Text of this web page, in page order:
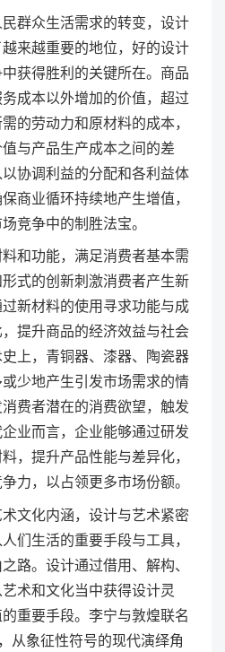
群众生活需求的转变，设计
来越重要的地位，好的设计
获得胜利的关键所在。商品
成本以外增加的价值，超过
的劳动力和原材料的成本，
与产品生产成本之间的差
协调利益的分配和各利益体
商业循环持续地产生增值，
竞争中的制胜法宝。
和功能，满足消费者基本需
式的创新刺激消费者产生新
新材料的使用寻求功能与成
提升商品的经济效益与社会
上，青铜器、漆器、陶瓷器
少地产生引发市场需求的情
费者潜在的消费欲望，触发
业而言，企业能够通过研发
，提升产品性能与差异化，
力，以占领更多市场份额。
文化内涵，设计与艺术紧密
们生活的重要手段与工具，
路。设计通过借用、解构、
术和文化当中获得设计灵
重要手段。李宁与敦煌联名
从象征性符号的现代演绎角